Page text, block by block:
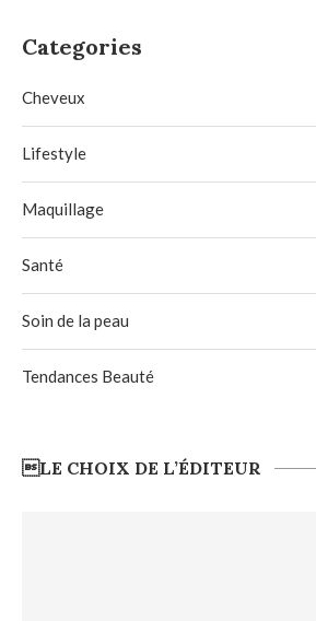
Categories
Cheveux
Lifestyle
Maquillage
Santé
Soin de la peau
Tendances Beauté
LE CHOIX DE L’ÉDITEUR